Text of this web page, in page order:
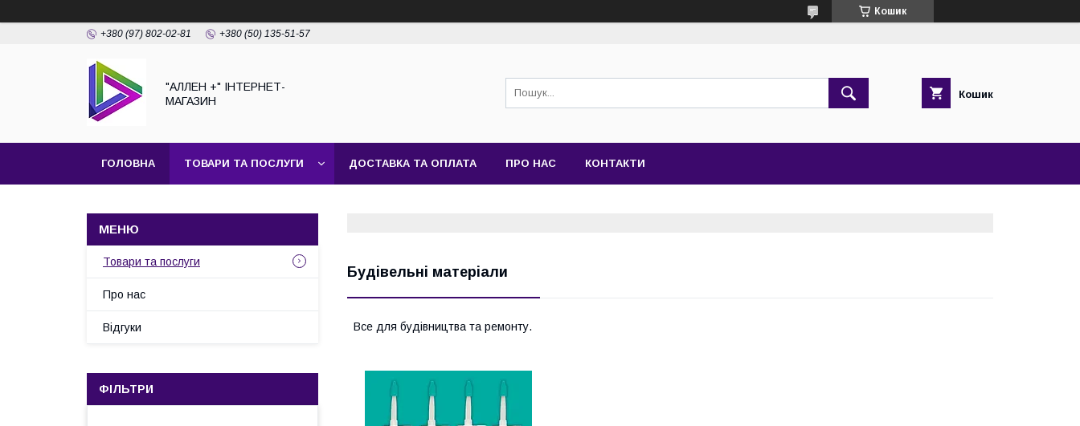
Кошик
+380 (97) 802-02-81 +380 (50) 135-51-57
"АЛЛЕН +" ІНТЕРНЕТ-
МАГАЗИН
Кошик
ГОЛОВНА ТОВАРИ ТА ПОСЛУГИ ДОСТАВКА ТА ОПЛАТА ПРО НАС КОНТАКТИ
Будівельні матеріали
Все для будівництва та ремонту.
Товари та послуги
Про нас
Відгуки
ФІЛЬТРИ